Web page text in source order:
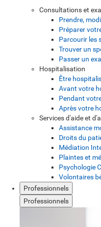
Consultations et
Prendre,
Préparer
Parcourir les
Trouver un
Passer un
Hospitalisation
Être
Avant votre
Pendant
Après votre
Services d'aide et
Assistance
Droits du
Médiation
Plaintes et
Psychologie
Volontaires
Professionnels
Professionnels